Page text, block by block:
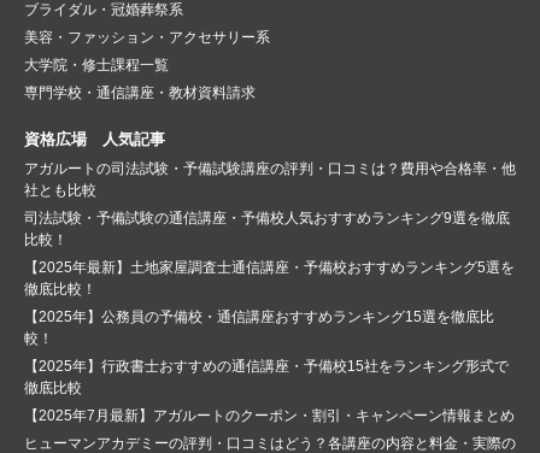
ブライダル・冠婚葬祭系
美容・ファッション・アクセサリー系
大学院・修士課程一覧
専門学校・通信講座・教材資料請求
資格広場 人気記事
アガルートの司法試験・予備試験講座の評判・口コミは？費用や合格率・他
社とも比較
司法試験・予備試験の通信講座・予備校人気おすすめランキング9選を徹底
比較！
【2025年最新】土地家屋調査士通信講座・予備校おすすめランキング5選を
徹底比較！
【2025年】公務員の予備校・通信講座おすすめランキング15選を徹底比
較！
【2025年】行政書士おすすめの通信講座・予備校15社をランキング形式で
徹底比較
【2025年7月最新】アガルートのクーポン・割引・キャンペーン情報まとめ
ヒューマンアカデミーの評判・口コミはどう？各講座の内容と料金・実際の